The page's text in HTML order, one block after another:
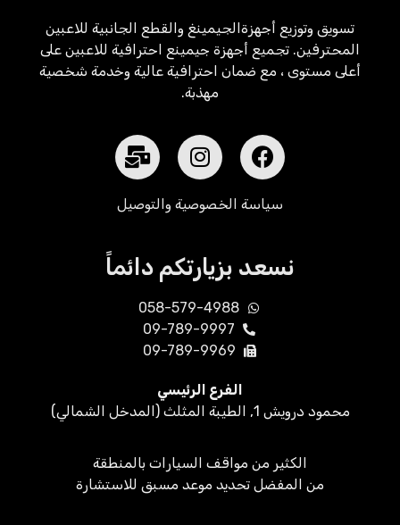
تسويق وتوزيع أجهزةالجيمينغ والقطع الجانبية للاعبين
المحترفين. تجميع أجهزة جيمينع احترافية للاعبين على
أعلى مستوى ، مع ضمان احترافية عالية وخدمة شخصية
مهذبة.
سياسة الخصوصية والتوصيل
نسعد بزيارتكم دائماً
058-579-4988
09-789-9997
09-789-9969
الفرع الرئيسي
محمود درويش 1, الطيبة المثلث (المدخل الشمالي)
الكثير من مواقف السيارات بالمنطقة
من المفضل تحديد موعد مسبق للاستشارة